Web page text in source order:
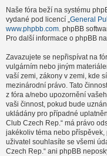
Naše fóra beží na systému
vydané pod licencí „General
www.phpbb.com. phpBB
Pro další informace o phpBB
Zavazujete se nepřispívat na
vulgárním nebo jiným
vaší zemi, zákony v zemi, kde
mezinárodní právo. Tato
z fóra a/nebo upozornění
vaši činnost, pokud bude
ukládány pro případné
Club Czech Rep.“ má právo
jakékoliv téma nebo
uživatel souhlasíte se všemi
Czech Rep.“ ani phpBB